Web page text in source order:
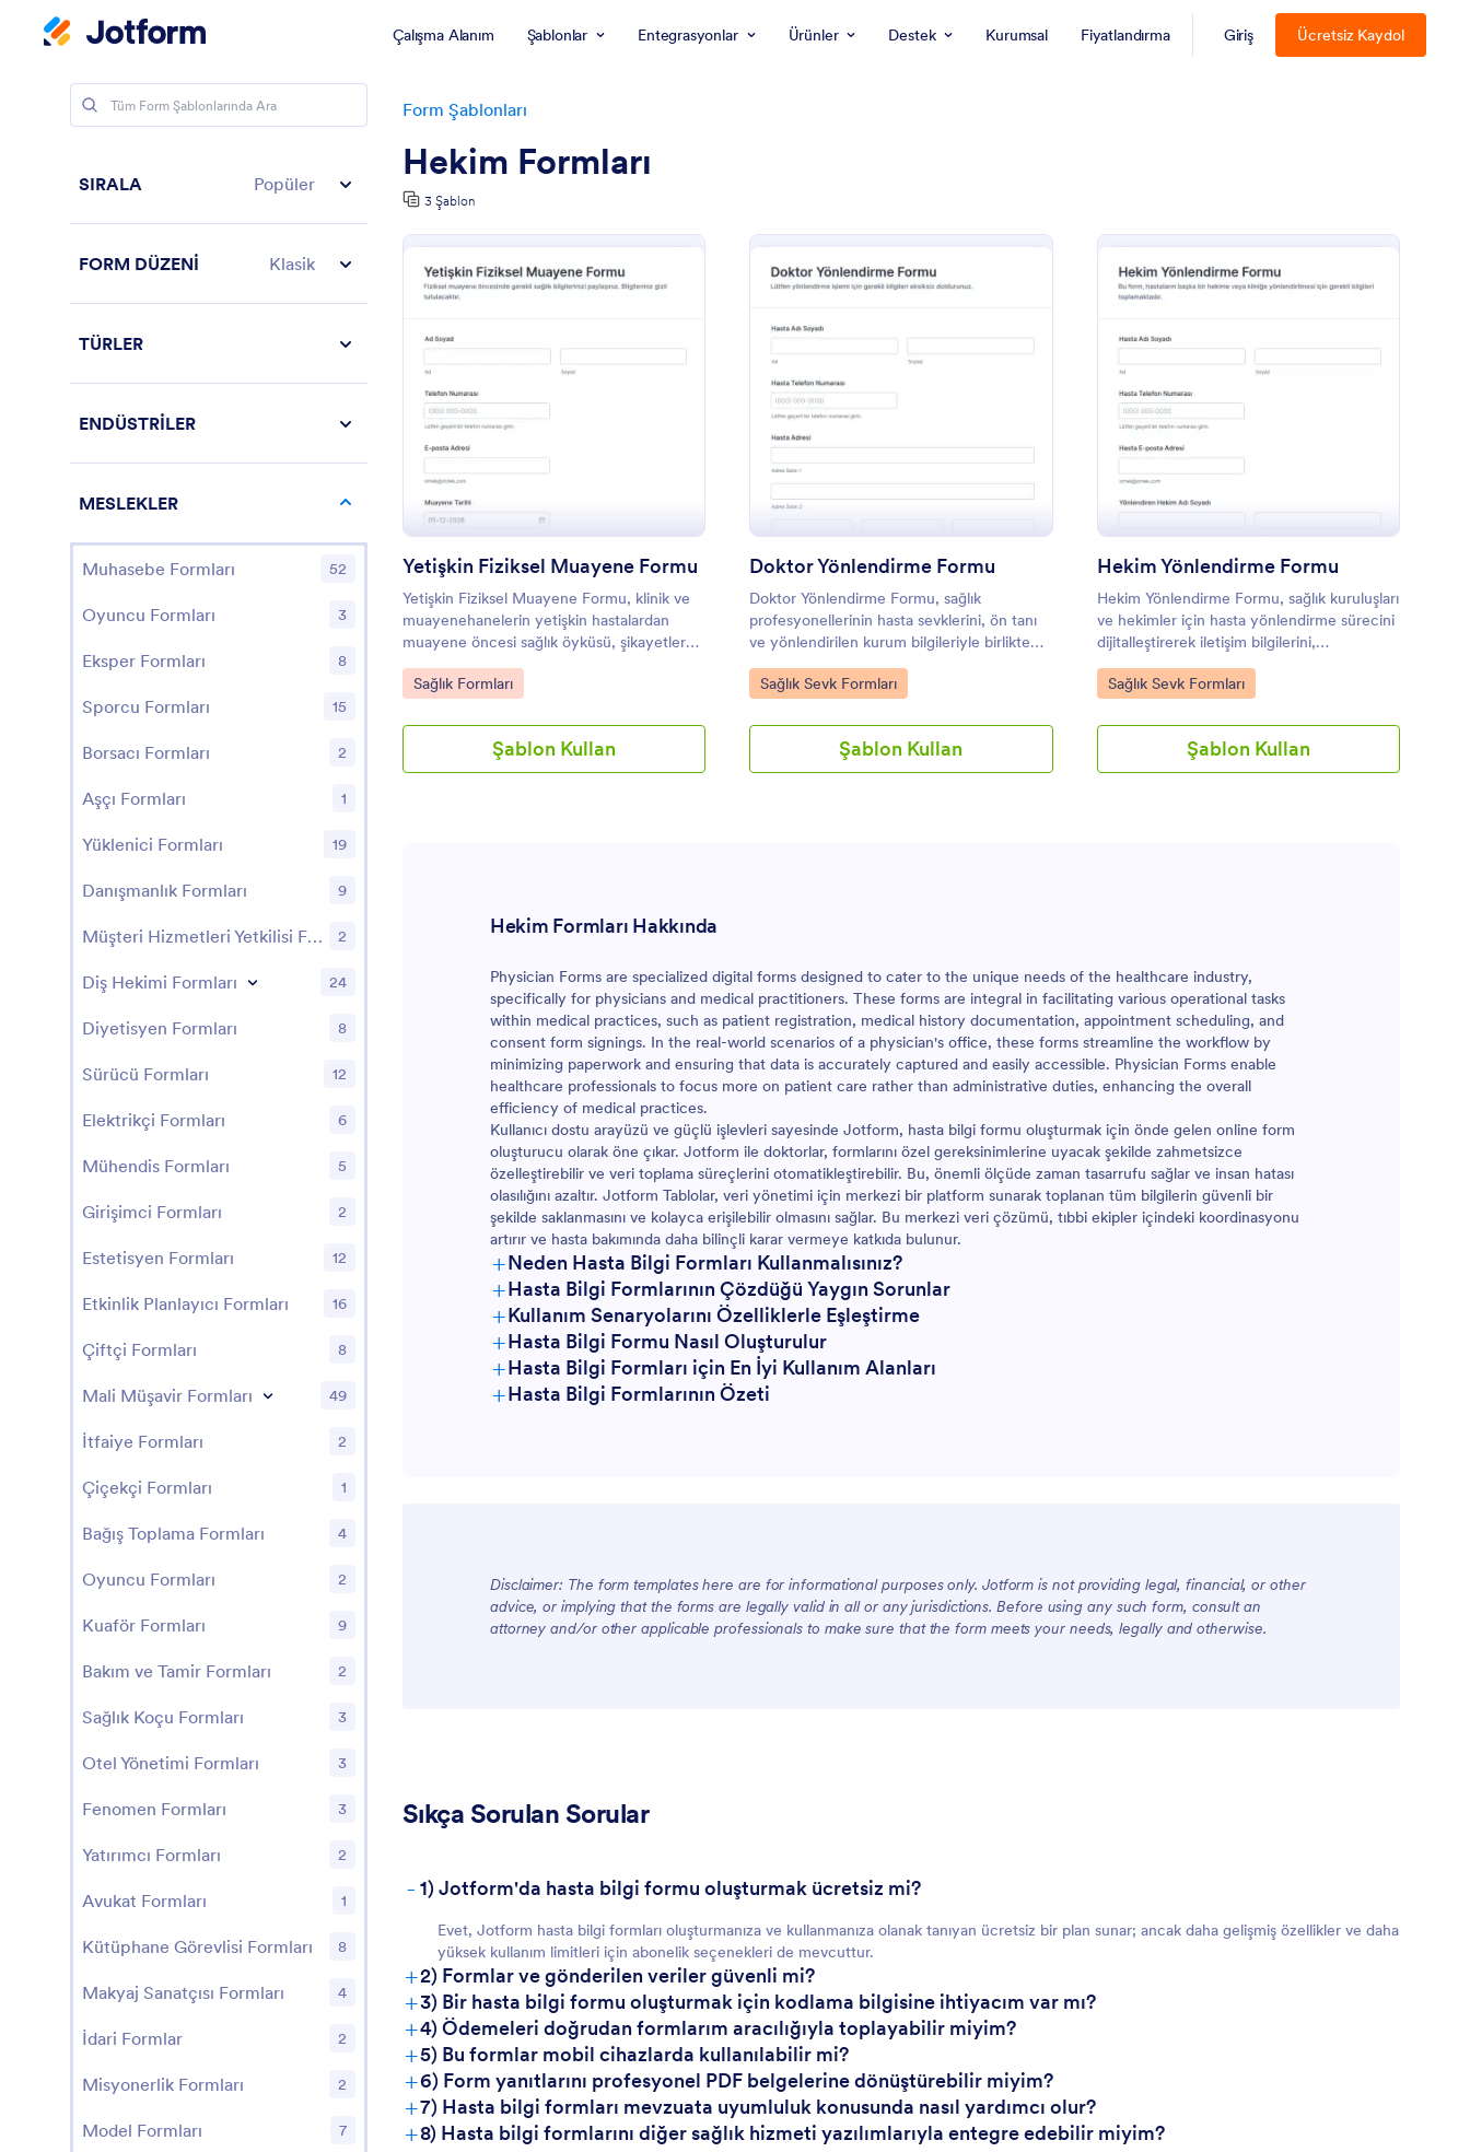
Çalışma Alanım Şablonlar Entegrasyonlar Ürünler Destek Kurumsal Fiyatlandırma Giriş Ücretsiz Kaydol
Form Şablonları
Hekim Formları
3 Şablon
Önizleme : Yetişkin Fiziksel Muayene Formu
Yetişkin Fiziksel Muayene Formu
Yetişkin Fiziksel Muayene Formu, klinik ve
muayenehanelerin yetişkin hastalardan
muayene öncesi sağlık öyküsü, şikayetler
ve iletişim bilgilerini düzenli biçimde
toplamasına yardımcı olan dijital form
Go to Category:
Sağlık Formları
Şablon Kullan
: Doktor Yönlendirme Formu
Doktor Yönlendirme Formu
Doktor Yönlendirme Formu, sağlık
profesyonellerinin hasta sevklerini, ön tanı
ve yönlendirilen kurum bilgileriyle birlikte
dijital ortamda kaydetmesine ve düzenli
takip etmesine yardımcı olur.
Go to Category:
Sağlık Sevk Formları
Şablon Kullan
Önizleme
Hekim Yönlendirme Formu
Hekim Yönlendirme Formu, sağlık kuruluşları
ve hekimler için hasta yönlendirme sürecini
dijitalleştirerek iletişim bilgilerini,
yönlendirme nedenini ve randevu
detaylarını düzenli biçimde toplamanıza
Go to Category:
Sağlık Sevk Formları
Şablon Kullan
Hekim Formları Hakkında
Physician Forms are specialized digital forms designed to cater to the unique needs of the healthcare industry,
specifically for physicians and medical practitioners. These forms are integral in facilitating various operational tasks
within medical practices, such as patient registration, medical history documentation, appointment scheduling, and
consent form signings. In the real-world scenarios of a physician's office, these forms streamline the workflow by
minimizing paperwork and ensuring that data is accurately captured and easily accessible. Physician Forms enable
healthcare professionals to focus more on patient care rather than administrative duties, enhancing the overall
efficiency of medical practices.
Kullanıcı dostu arayüzü ve güçlü işlevleri sayesinde Jotform, hasta bilgi formu oluşturmak için önde gelen online form
oluşturucu olarak öne çıkar. Jotform ile doktorlar, formlarını özel gereksinimlerine uyacak şekilde zahmetsizce
özelleştirebilir ve veri toplama süreçlerini otomatikleştirebilir. Bu, önemli ölçüde zaman tasarrufu sağlar ve insan hatası
olasılığını azaltır. Jotform Tablolar, veri yönetimi için merkezi bir platform sunarak toplanan tüm bilgilerin güvenli bir
şekilde saklanmasını ve kolayca erişilebilir olmasını sağlar. Bu merkezi veri çözümü, tıbbi ekipler içindeki koordinasyonu
artırır ve hasta bakımında daha bilinçli karar vermeye katkıda bulunur.
+Neden Hasta Bilgi Formları Kullanmalısınız?
+Hasta Bilgi Formlarının Çözdüğü Yaygın Sorunlar
+Kullanım Senaryolarını Özelliklerle Eşleştirme
+Hasta Bilgi Formu Nasıl Oluşturulur
+Hasta Bilgi Formları için En İyi Kullanım Alanları
Yöneticiler İçin
Müşteriler İçin
+Hasta Bilgi Formlarının Özeti
Disclaimer: The form templates here are for informational purposes only. Jotform is not providing legal, financial, or other
advice, or implying that the forms are legally valid in all or any jurisdictions. Before using any such form, consult an
attorney and/or other applicable professionals to make sure that the form meets your needs, legally and otherwise.
Sıkça Sorulan Sorular
- 1) Jotform'da hasta bilgi formu oluşturmak ücretsiz mi?
Evet, Jotform hasta bilgi formları oluşturmanıza ve kullanmanıza olanak tanıyan ücretsiz bir plan sunar; ancak daha gelişmiş özellikler ve daha
yüksek kullanım limitleri için abonelik seçenekleri de mevcuttur.
+2) Formlar ve gönderilen veriler güvenli mi?
+3) Bir hasta bilgi formu oluşturmak için kodlama bilgisine ihtiyacım var mı?
+4) Ödemeleri doğrudan formlarım aracılığıyla toplayabilir miyim?
+5) Bu formlar mobil cihazlarda kullanılabilir mi?
+6) Form yanıtlarını profesyonel PDF belgelerine dönüştürebilir miyim?
+7) Hasta bilgi formları mevzuata uyumluluk konusunda nasıl yardımcı olur?
+8) Hasta bilgi formlarını diğer sağlık hizmeti yazılımlarıyla entegre edebilir miyim?
SIRALA Popüler
FORM DÜZENİ Klasik
TÜRLER
ENDÜSTRİLER
MESLEKLER
Muhasebe Formları 52
Oyuncu Formları 3
Eksper Formları 8
Sporcu Formları 15
Borsacı Formları 2
Aşçı Formları 1
Yüklenici Formları 19
Danışmanlık Formları 9
Müşteri Hizmetleri Yetkilisi Formları 2
Diş Hekimi Formları 24
Diyetisyen Formları 8
Sürücü Formları 12
Elektrikçi Formları 6
Mühendis Formları 5
Girişimci Formları 2
Estetisyen Formları 12
Etkinlik Planlayıcı Formları 16
Çiftçi Formları 8
Mali Müşavir Formları 49
İtfaiye Formları 2
Çiçekçi Formları 1
Bağış Toplama Formları 4
Oyuncu Formları 2
Kuaför Formları 9
Bakım ve Tamir Formları 2
Sağlık Koçu Formları 3
Otel Yönetimi Formları 3
Fenomen Formları 3
Yatırımcı Formları 2
Avukat Formları 1
Kütüphane Görevlisi Formları 8
Makyaj Sanatçısı Formları 4
İdari Formlar 2
Misyonerlik Formları 2
Model Formları 7